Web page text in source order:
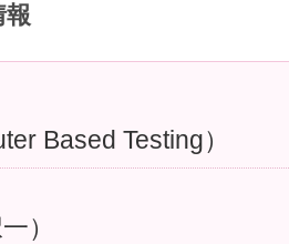
報
Based Testing）
）